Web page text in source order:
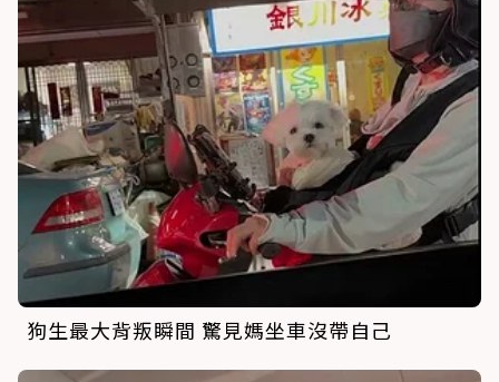
狗生最大背叛瞬間 驚見媽坐車沒帶自己